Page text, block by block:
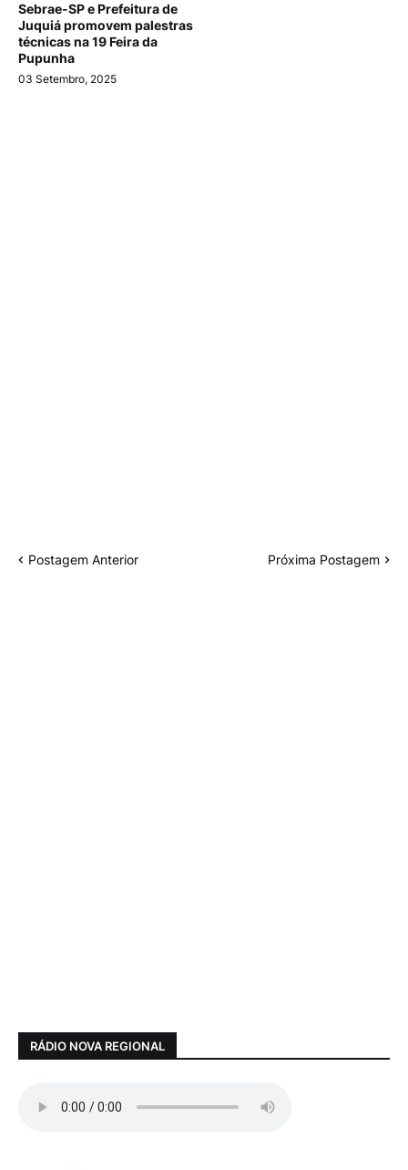
Sebrae-SP e Prefeitura de
Juquiá promovem palestras
técnicas na 19 Feira da
Pupunha
03 Setembro, 2025
Postagem Anterior Próxima Postagem
RÁDIO NOVA REGIONAL